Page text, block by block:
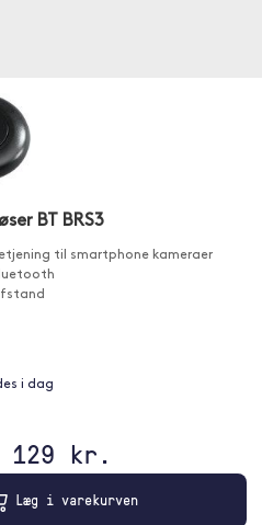
BT BRS3
til smartphone kameraer
i dag
129 kr.
Læg i varekurven